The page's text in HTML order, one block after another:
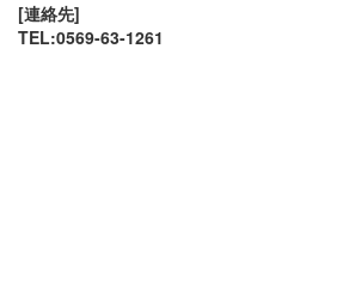
[連絡先]
TEL:0569-63-1261